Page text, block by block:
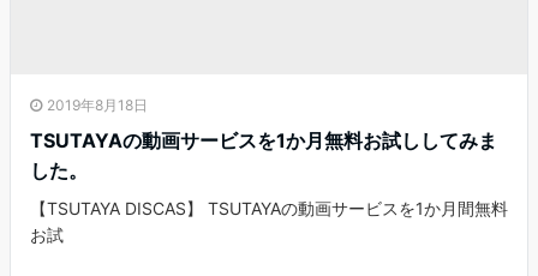
2019年8月18日
TSUTAYAの動画サービスを1か月無料お試ししてみま
した。
【TSUTAYA DISCAS】 TSUTAYAの動画サービスを1か月間無料
お試